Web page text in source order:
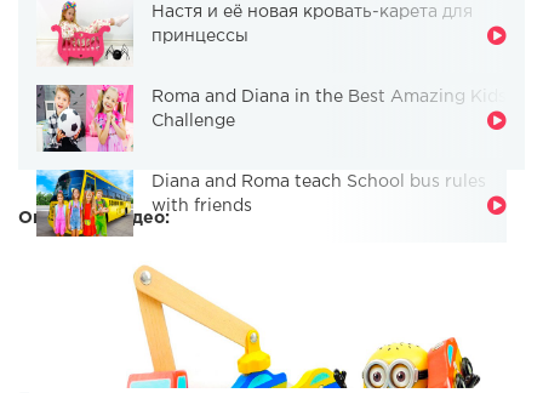
Настя и её новая кровать-карета для
принцессы
Roma and Diana in the Best Amazing Kids
Challenge
Diana and Roma teach School bus rules
with friends
Описание видео: